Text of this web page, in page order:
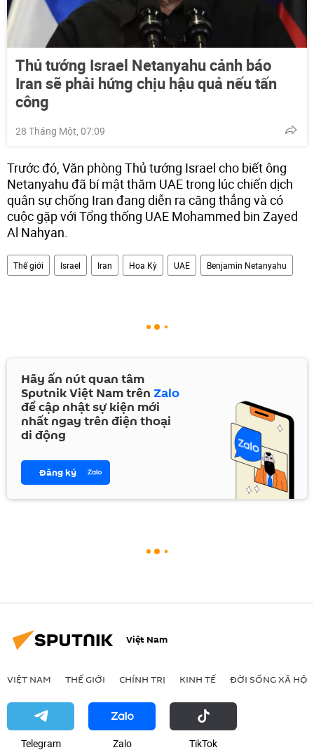
Thủ tướng Israel Netanyahu cảnh báo
Iran sẽ phải hứng chịu hậu quả nếu tấn
công
28 Tháng Một, 07:09
Trước đó, Văn phòng Thủ tướng Israel cho biết ông
Netanyahu đã bí mật thăm UAE trong lúc chiến dịch
quân sự chống Iran đang diễn ra căng thẳng và có
cuộc gặp với Tổng thống UAE Mohammed bin Zayed
Al Nahyan.
Thế giới Israel Iran Hoa Kỳ UAE Benjamin Netanyahu
Hãy ấn nút quan tâm
Sputnik Việt Nam trên Zalo
để cập nhật sự kiện mới
nhất ngay trên điện thoại
di động
Đăng ký
Việt Nam
VIỆT NAM THẾ GIỚI CHÍNH TRỊ KINH TẾ ĐỜI SỐNG XÃ HỘI
Telegram Zalo ТikТоk